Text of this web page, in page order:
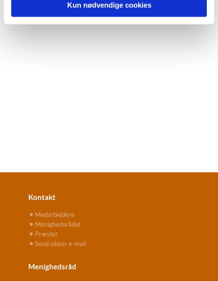
Kun nødvendige cookies
Kontakt
Medarbejdere
Menighedsrådet
Præster
Send sikker e-mail
Menighedsråd